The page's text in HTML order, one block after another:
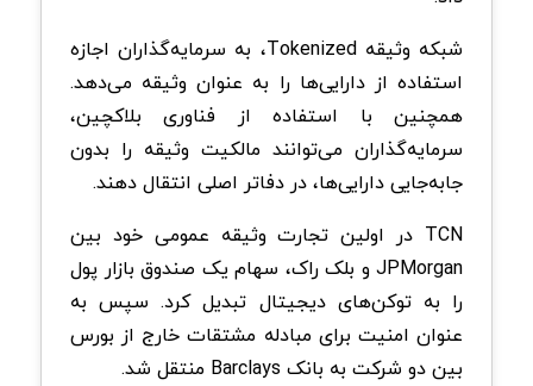
شبکه وثیقه Tokenized، به سرمایه‌گذاران اجازه
استفاده از دارایی‌ها را به عنوان وثیقه می‌دهد.
همچنین با استفاده از فناوری بلاکچین،
سرمایه‌گذاران می‌توانند مالکیت وثیقه را بدون
جابه‌جایی دارایی‌ها، در دفاتر اصلی انتقال دهند.
TCN در اولین تجارت وثیقه عمومی خود بین
JPMorgan و بلک راک، سهام یک صندوق بازار پول
را به توکن‌های دیجیتال تبدیل کرد. سپس به
عنوان امنیت برای مبادله مشتقات خارج از بورس
بین دو شرکت به بانک Barclays منتقل شد.